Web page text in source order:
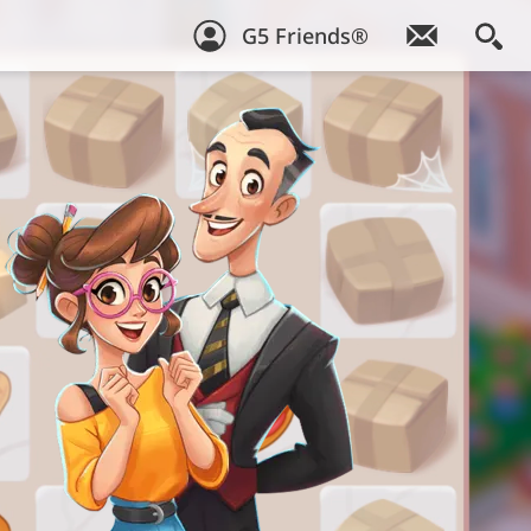
G5 Friends®